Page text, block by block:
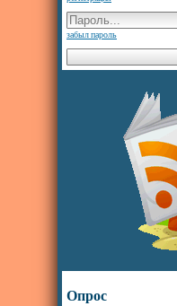
забыл пароль
Опрос